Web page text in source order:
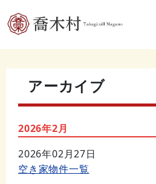
アーカイブ
2026年2月
2026年02月27日
空き家物件一覧